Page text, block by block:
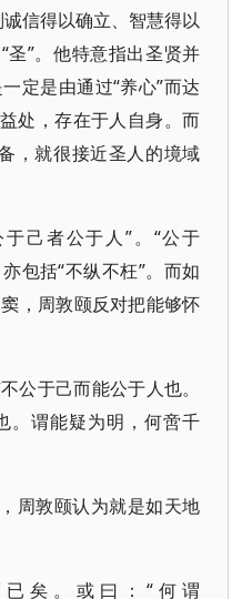
信得以确立、智慧得以
圣”。他特意指出圣贤并
定是由通过“养心”而达
处，存在于人自身。而
，就很接近圣人的境域
己者公于人”。“公于
包括“不纵不枉”。而如
，周敦颐反对把能够怀
公于己而能公于人也。
。谓能疑为明，何啻千
周敦颐认为就是如天地
矣。或曰：“何谓